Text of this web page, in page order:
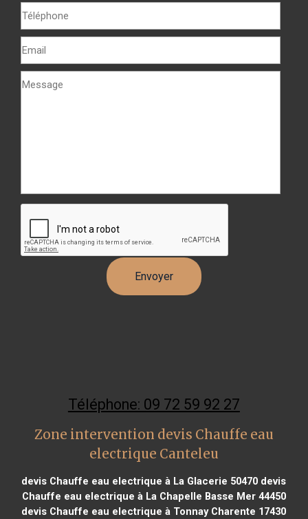
Téléphone: 09 72 59 92 27
Zone intervention devis Chauffe eau
electrique Canteleu
devis Chauffe eau electrique à La Glacerie 50470 devis
Chauffe eau electrique à La Chapelle Basse Mer 44450
devis Chauffe eau electrique à Tonnay Charente 17430